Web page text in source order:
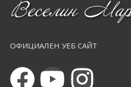
ОФИЦИАЛЕН УЕБ САЙТ